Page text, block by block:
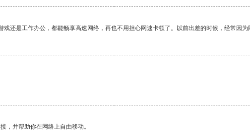
还是工作办公，都能畅享高速网络，再也不用担心网速卡顿了。以前出差的时候，经常因
，并帮助你在网络上自由移动。